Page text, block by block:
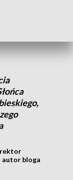
autor bloga